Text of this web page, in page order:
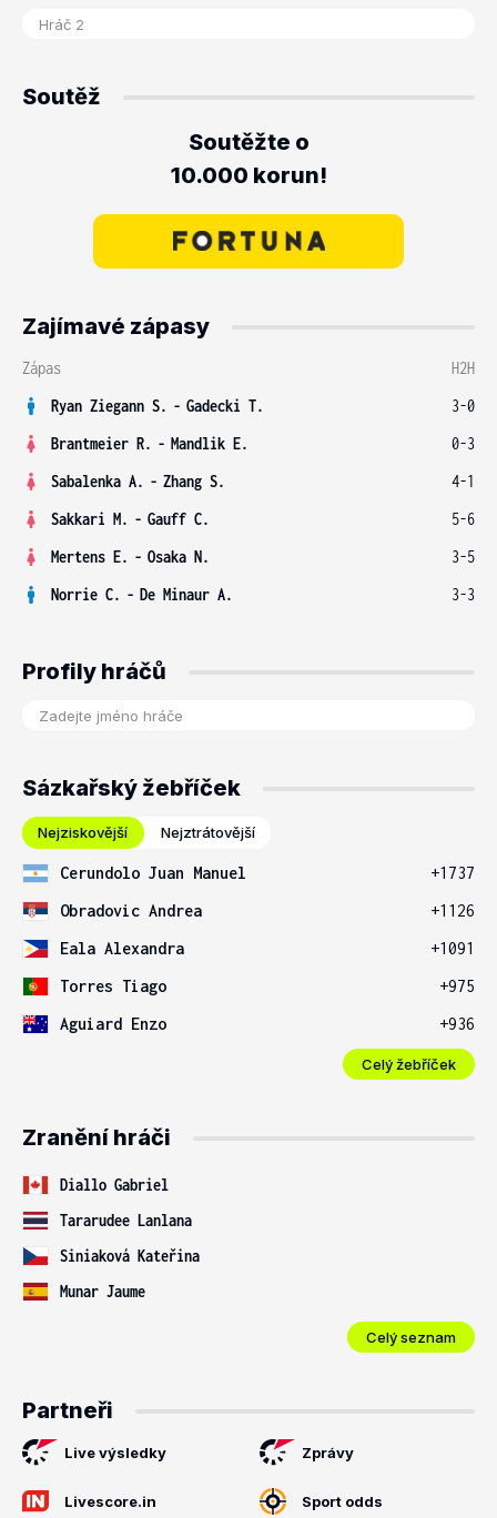
Soutěž
Soutěžte o
10.000 korun!
Zajímavé zápasy
Zápas
H2H
Ryan Ziegann S. - Gadecki T.
3-0
Brantmeier R. - Mandlik E.
0-3
Sabalenka A. - Zhang S.
4-1
Sakkari M. - Gauff C.
5-6
Mertens E. - Osaka N.
3-5
Norrie C. - De Minaur A. 3-3
Profily hráčů
Sázkařský žebříček
Nejziskovější Nejztrátovější
Cerundolo Juan Manuel
+1737
Obradovic Andrea
+1126
Eala Alexandra
+1091
Torres Tiago
+975
Aguiard Enzo
+936
Celý žebříček
Zranění hráči
Diallo Gabriel
Tararudee Lanlana
Siniaková Kateřina
Munar Jaume
Celý seznam
Partneři
Live výsledky Zprávy
Livescore.in Sport odds